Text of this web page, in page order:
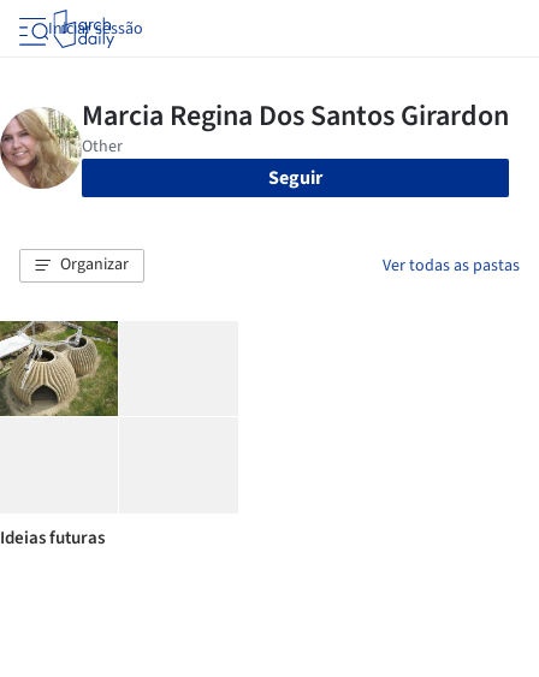
Iniciar sessão
Seguir
Organizar Ver todas as pastas
Ideias futuras